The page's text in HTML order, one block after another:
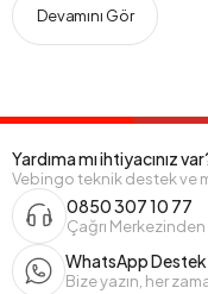
Devamını Gör
Yardıma mı ihtiyacınız
Vebingo teknik destek ve
0850 307 10 77
Çağrı
WhatsApp Destek
Bize yazın, her